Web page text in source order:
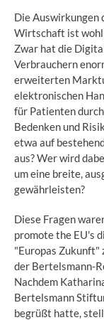
Die Auswirkungen
Wirtschaft ist wohl
Zwar hat die
Verbrauchern
erweiterten
elektronischen
für Patienten
Bedenken und
etwa auf
aus? Wer wird
um eine breite,
gewährleisten?
Diese Fragen
promote the EU's
"Europas Zukunft"
der Bertelsmann-
Nachdem
Bertelsmann
begrüßt hatte,